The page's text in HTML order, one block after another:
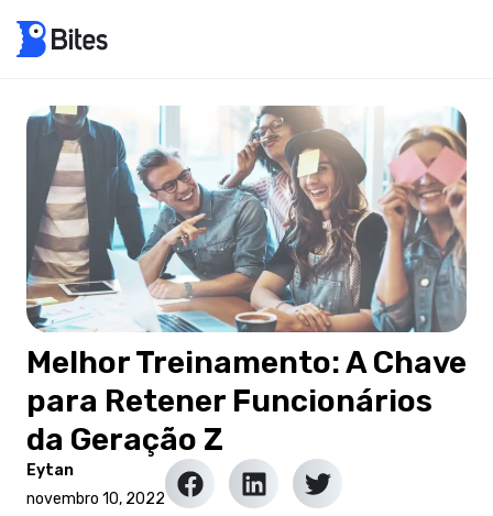
Melhor Treinamento: A Chave
para Retener Funcionários
da Geração Z
Eytan
novembro 10, 2022